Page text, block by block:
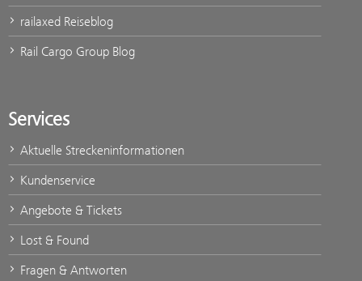
railaxed Reiseblog
Rail Cargo Group Blog
Services
Aktuelle Streckeninformationen
Kundenservice
Angebote & Tickets
Lost & Found
Fragen & Antworten